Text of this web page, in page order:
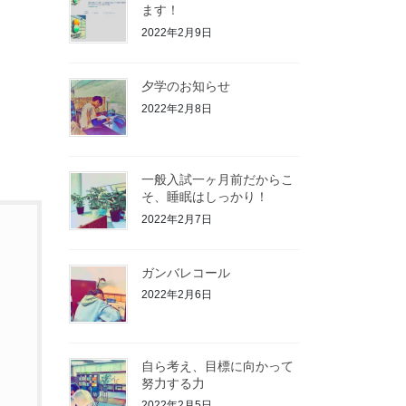
ます！
2022年2月9日
夕学のお知らせ
2022年2月8日
一般入試一ヶ月前だからこ
そ、睡眠はしっかり！
2022年2月7日
ガンバレコール
2022年2月6日
自ら考え、目標に向かって
努力する力